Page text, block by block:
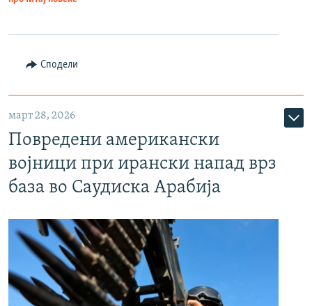
Сподели
март 28, 2026
Повредени американски
војници при ирански напад врз
база во Саудиска Арабија